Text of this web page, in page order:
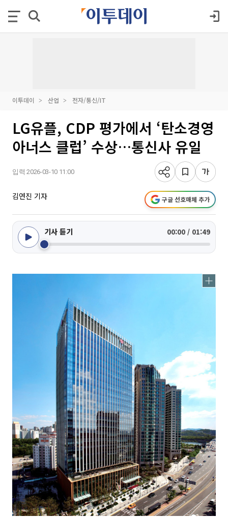
이투데이 산업 전자/통신/IT
LG유플, CDP 평가에서 ‘탄소경영
아너스 클럽’ 수상…통신사 유일
입력 2026-03-10 11:00
김연진 기자 구글 선호매체 추가
기사 듣기 00:00 / 01:49